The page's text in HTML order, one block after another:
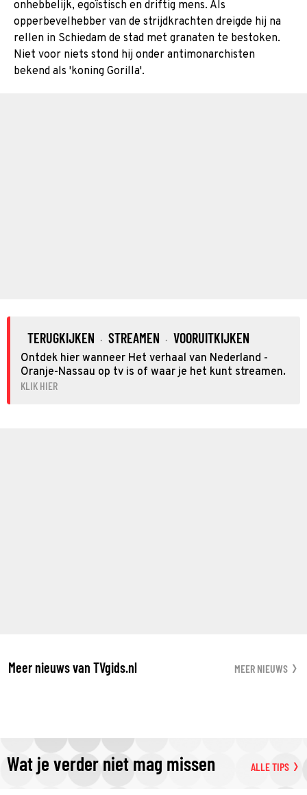
onhebbelijk, egoïstisch en driftig mens. Als
opperbevelhebber van de strijdkrachten dreigde hij na
rellen in Schiedam de stad met granaten te bestoken.
Niet voor niets stond hij onder antimonarchisten
bekend als 'koning Gorilla'.
TERUGKIJKEN · STREAMEN · VOORUITKIJKEN
Ontdek hier wanneer Het verhaal van Nederland -
Oranje-Nassau op tv is of waar je het kunt streamen.
KLIK HIER
Meer nieuws van TVgids.nl MEER NIEUWS
Wat je verder niet mag missen ALLE TIPS